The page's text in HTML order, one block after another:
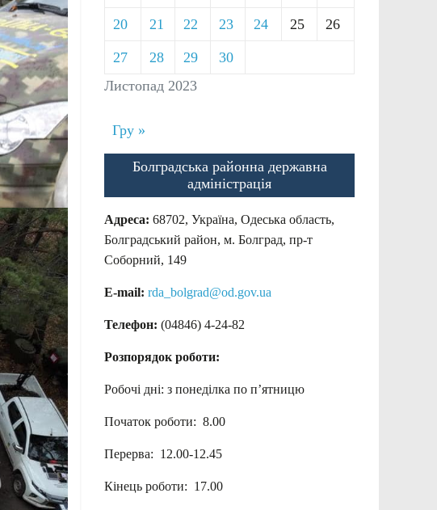
Листопад 2023
20 21 22 23 24 25 26
27 28 29 30
Гру »
Болградська районна державна
адміністрація
Адреса: 68702, Україна, Одеська область,
Болградський район, м. Болград, пр-т
Соборний, 149
E-mail: rda_bolgrad@od.gov.ua
Телефон: (04846) 4-24-82
Розпорядок роботи:
Робочі дні: з понеділка по п’ятницю
Початок роботи: 8.00
Перерва: 12.00-12.45
Кінець роботи: 17.00